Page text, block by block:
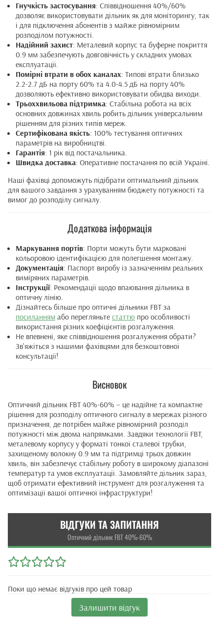
Гнучкість застосування: Співвідношення 40%/60%
дозволяє використовувати дільник як для моніторингу, так
і для підключення абонентів з майже рівномірним
розподілом потужності.
Надійний захист: Металевий корпус та буферне покриття
0.9 мм забезпечують довговічність у складних умовах
експлуатації.
Помірні втрати в обох каналах: Типові втрати близько
2.2-2.7 дБ на порту 60% та 4.0-4.5 дБ на порту 40%
дозволяють ефективно використовувати обидва виходи.
Трьоххвильова підтримка: Стабільна робота на всіх
основних довжинах хвиль робить дільник універсальним
рішенням для різних типів мереж.
Сертифікована якість: 100% тестування оптичних
параметрів на виробництві.
Гарантія: 1 рік від постачальника.
Швидка доставка: Оперативне постачання по всій Україні.
Наші фахівці допоможуть підібрати оптимальний дільник
для вашого завдання з урахуванням бюджету потужності та
вимог до розподілу сигналу.
Додаткова інформація
Маркування портів: Порти можуть бути марковані
кольоровою ідентифікацією для полегшення монтажу.
Документація: Паспорт виробу із зазначенням реальних
виміряних параметрів.
Інструкції: Рекомендації щодо впаювання дільника в
оптичну лінію.
Дізнайтесь більше про оптичні дільники FBT за
посиланням або перегляньте статтю про особливості
використання різних коефіцієнтів розгалуження.
Не впевнені, яке співвідношення розгалуження обрати?
Зв'яжіться з нашими фахівцями для безкоштовної
консультації!
Висновок
Оптичний дільник FBT 40%-60% – це надійне та компактне
рішення для розподілу оптичного сигналу в мережах різного
призначення, де потрібен майже рівномірний розподіл
потужності між двома напрямками. Завдяки технології FBT,
металевому корпусу у форматі тонкої сталевої трубки,
захищеному волокну 0.9 мм та підтримці трьох довжин
хвиль, він забезпечує стабільну роботу в широкому діапазоні
температур та умов експлуатації. Замовляйте дільник зараз,
щоб отримати ефективний інструмент для розгалуження та
оптимізації вашої оптичної інфраструктури!
ВІДГУКИ ТА ЗАПИТАННЯ
Оптичний дільник FBT 40%-60%
Поки що немає відгуків про цей товар
Залишити відгук